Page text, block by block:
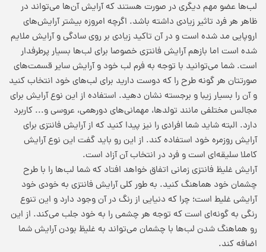
لب‌ها عضو مهم دیگری در صورت هستند که آرایش‌ آن‌ها می‌تواند در
ظاهر هر فرد تاثیر زیادی داشته باشد. اگرچه امروزه بیشتر آرایش‌های
اروپایی مد شده است و در آن تاکید زیادی بر روی سادگی و آرایش ملایم
شده است اما بازهم آرایش فانتزی خصوصا برای لب‌ها بسیار پرطرفدار
است. شما می‌توانید با توجه به فرم لب خود و آرایش سایر قسمت‌های
صورتتان هر گونه طرح را که دوست دارید برای لب‌های خود انتخاب کنید
و آن را بسیار زیبا و برجسته نشان دهید. استفاده از این نوع آرایش برای
مجالس مختلفی مانند تولدها، مهمانی‌های دورهمی، عروسی و... کاربرد
دارد. البته شاید شما افرادی را نیز پیدا کنید که از آرایش فانتزی برای
آرایش روزمره خود استفاده کند. از این رو باید گفت این نوع آرایش
کاملا سلیقه‌ای است و فرد در انتخاب آن آزاد است.
آرایش غلیظ فانتزی زمانی اتفاق خواهد افتاد که شما لب‌ها را با طرح
چشمان خود هماهنگ کنید. به طور کلی آرایش فانتزی به خودی خود
آرایشی غلیط است؛ چرا که دنیایی از رنگ در آن وجود دارد و این تنوع
رنگی به گونه‌ای است که توجه هر چشمی را به خود جلب می‌کند. از این
رو هماهنگ شدن لب‌ها با چشمان می‌تواند به غلیظ بودن آرایش شما
اضافه کند.